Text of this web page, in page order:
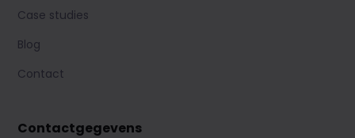
Case studies
Blog
Contact
Contactgegevens